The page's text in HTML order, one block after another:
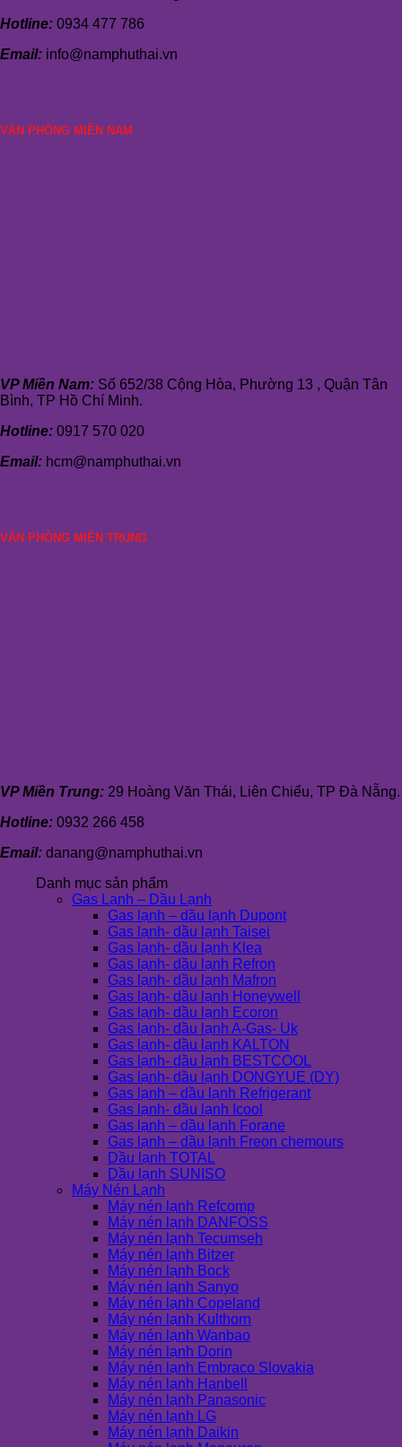
Hotline: 0934 477 786
Email: info@namphuthai.vn
VĂN PHÒNG MIỀN NAM
VP Miền Nam: Số 652/38 Cộng Hòa, Phường 13 , Quận Tân
Bình, TP Hồ Chí Minh.
Hotline: 0917 570 020
Email: hcm@namphuthai.vn
VĂN PHÒNG MIỀN TRUNG
VP Miền Trung: 29 Hoàng Văn Thái, Liên Chiểu, TP Đà Nẵng.
Hotline: 0932 266 458
Email: danang@namphuthai.vn
Danh mục sản phẩm
Gas Lạnh – Dầu Lạnh
Gas lạnh – dầu lạnh Dupont
Gas lạnh- dầu lạnh Taisei
Gas lạnh- dầu lạnh Klea
Gas lạnh- dầu lạnh Refron
Gas lạnh- dầu lạnh Mafron
Gas lạnh- dầu lạnh Honeywell
Gas lạnh- dầu lạnh Ecoron
Gas lạnh- dầu lạnh A-Gas- Uk
Gas lạnh- dầu lạnh KALTON
Gas lạnh- dầu lạnh BESTCOOL
Gas lạnh- dầu lạnh DONGYUE (DY)
Gas lạnh – dầu lạnh Refrigerant
Gas lạnh- dầu lạnh Icool
Gas lạnh – dầu lạnh Forane
Gas lạnh – dầu lạnh Freon chemours
Dầu lạnh TOTAL
Dầu lạnh SUNISO
Máy Nén Lạnh
Máy nén lạnh Refcomp
Máy nén lạnh DANFOSS
Máy nén lạnh Tecumseh
Máy nén lạnh Bitzer
Máy nén lạnh Bock
Máy nén lạnh Sanyo
Máy nén lạnh Copeland
Máy nén lạnh Kulthorn
Máy nén lạnh Wanbao
Máy nén lạnh Dorin
Máy nén lạnh Embraco Slovakia
Máy nén lạnh Hanbell
Máy nén lạnh Panasonic
Máy nén lạnh LG
Máy nén lạnh Daikin